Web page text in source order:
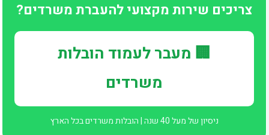
צריכים שירות מקצועי להעברת משרדים?
🏢 מעבר לעמוד הובלות
משרדים
ניסיון של מעל 40 שנה | הובלות משרדים בכל הארץ